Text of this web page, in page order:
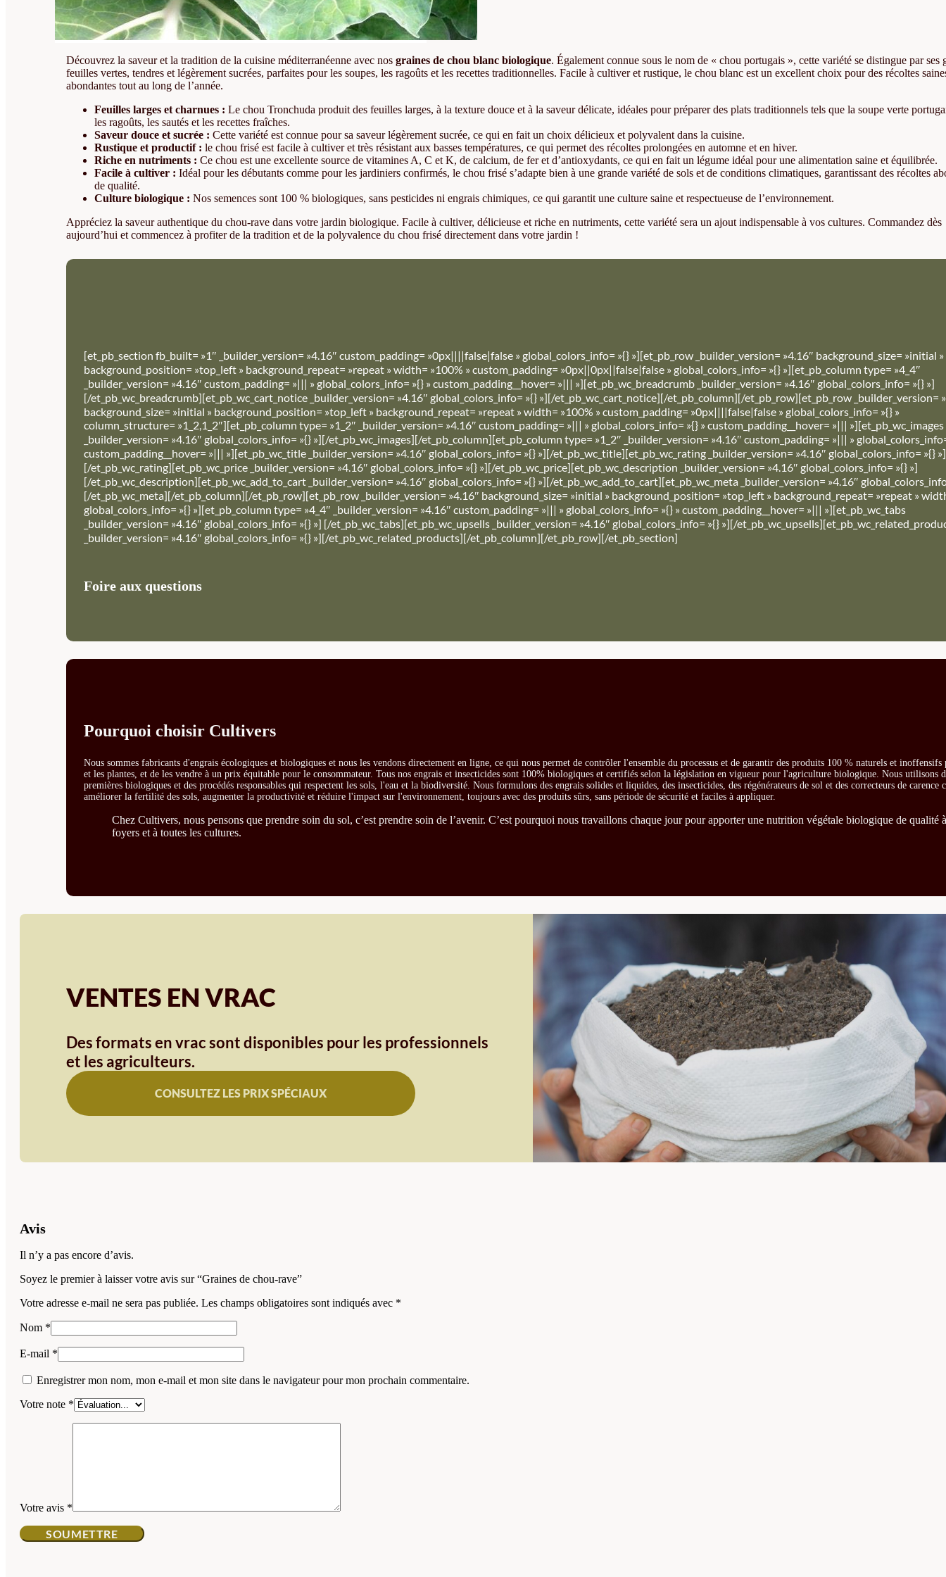
Découvrez la saveur et la tradition de la cuisine méditerranéenne avec nosgraines de chou blanc biologique. Également connue sous le nom de « chou portugais », cette variété se distingue par ses
feuilles vertes, tendres et légèrement sucrées, parfaites pour les soupes, les ragoûts et les recettes traditionnelles. Facile à cultiver et rustique, le chou blanc est un excellent choix pour des récoltes
abondantes tout au long de l’année.
Feuilles larges et charnues : Le chou Tronchuda produit des feuilles larges, à la texture douce et à la saveur délicate, idéales pour préparer des plats traditionnels tels que la soupe verte
les ragoûts, les sautés et les recettes fraîches.
Saveur douce et sucrée : Cette variété est connue pour sa saveur légèrement sucrée, ce qui en fait un choix délicieux et polyvalent dans la cuisine.
Rustique et productif : le chou frisé est facile à cultiver et très résistant aux basses températures, ce qui permet des récoltes prolongées en automne et en hiver.
Riche en nutriments : Ce chou est une excellente source de vitamines A, C et K, de calcium, de fer et d’antioxydants, ce qui en fait un légume idéal pour une alimentation saine et équilibrée.
Facile à cultiver : Idéal pour les débutants comme pour les jardiniers confirmés, le chou frisé s’adapte bien à une grande variété de sols et de conditions climatiques, garantissant des récoltes
de qualité.
Culture biologique : Nos semences sont 100 % biologiques, sans pesticides ni engrais chimiques, ce qui garantit une culture saine et respectueuse de l’environnement.
Appréciez la saveur authentique du chou-rave dans votre jardin biologique. Facile à cultiver, délicieuse et riche en nutriments, cette variété sera un ajout indispensable à vos cultures. Commandez dès
aujourd’hui et commencez à profiter de la tradition et de la polyvalence du chou frisé directement dans votre jardin !
[et_pb_section fb_built= »1″ _builder_version= »4.16″ custom_padding= »0px||||false|false » global_colors_info= »{} »][et_pb_row _builder_version= »4.16″ background_size= »initial »
background_position= »top_left » background_repeat= »repeat » width= »100% » custom_padding= »0px||0px||false|false » global_colors_info= »{} »][et_pb_column type= »4_4″
_builder_version= »4.16″ custom_padding= »||| » global_colors_info= »{} » custom_padding__hover= »||| »][et_pb_wc_breadcrumb _builder_version= »4.16″ global_colors_info= »{} »]
[/et_pb_wc_breadcrumb][et_pb_wc_cart_notice _builder_version= »4.16″ global_colors_info= »{} »][/et_pb_wc_cart_notice][/et_pb_column][/et_pb_row][et_pb_row _builder_version=
background_size= »initial » background_position= »top_left » background_repeat= »repeat » width= »100% » custom_padding= »0px||||false|false » global_colors_info= »{} »
column_structure= »1_2,1_2″][et_pb_column type= »1_2″ _builder_version= »4.16″ custom_padding= »||| » global_colors_info= »{} » custom_padding__hover= »||| »][et_pb_wc_images
_builder_version= »4.16″ global_colors_info= »{} »][/et_pb_wc_images][/et_pb_column][et_pb_column type= »1_2″ _builder_version= »4.16″ custom_padding= »||| »
custom_padding__hover= »||| »][et_pb_wc_title _builder_version= »4.16″ global_colors_info= »{} »][/et_pb_wc_title][et_pb_wc_rating _builder_version= »4.16″ global_colors_info= »{} »]
[/et_pb_wc_rating][et_pb_wc_price _builder_version= »4.16″ global_colors_info= »{} »][/et_pb_wc_price][et_pb_wc_description _builder_version= »4.16″ global_colors_info= »{} »]
[/et_pb_wc_description][et_pb_wc_add_to_cart _builder_version= »4.16″ global_colors_info= »{} »][/et_pb_wc_add_to_cart][et_pb_wc_meta _builder_version= »4.16″
[/et_pb_wc_meta][/et_pb_column][/et_pb_row][et_pb_row _builder_version= »4.16″ background_size= »initial » background_position= »top_left » background_repeat= »repeat »
global_colors_info= »{} »][et_pb_column type= »4_4″ _builder_version= »4.16″ custom_padding= »||| » global_colors_info= »{} » custom_padding__hover= »||| »][et_pb_wc_tabs
_builder_version= »4.16″ global_colors_info= »{} »] [/et_pb_wc_tabs][et_pb_wc_upsells _builder_version= »4.16″ global_colors_info= »{} »][/
_builder_version= »4.16″ global_colors_info= »{} »][/et_pb_wc_related_products][/et_pb_column][/et_pb_row][/et_pb_section]
Foire aux questions
Pourquoi choisir Cultivers
Nous sommes fabricants d'engrais écologiques et biologiques et nous les vendons directement en ligne, ce qui nous permet de contrôler l'ensemble du processus et de garantir des produits 100 % naturels et
et les plantes, et de les vendre à un prix équitable pour le consommateur. Tous nos engrais et insecticides sont 100% biologiques et certifiés selon la législation en vigueur pour l'agriculture biologique. Nous utilisons
premières biologiques et des procédés responsables qui respectent les sols, l'eau et la biodiversité. Nous formulons des engrais solides et liquides, des insecticides, des régénérateurs de sol et des correcteurs de carence
améliorer la fertilité des sols, augmenter la productivité et réduire l'impact sur l'environnement, toujours avec des produits sûrs, sans période de sécurité et faciles à appliquer.
Chez Cultivers, nous pensons que prendre soin du sol, c’est prendre soin de l’avenir. C’est pourquoi nous travaillons chaque jour pour apporter une nutrition végétale biologique de qualité
foyers et à toutes les cultures.
VENTES EN VRAC
Des formats en vrac sont disponibles pour les professionnels
et les agriculteurs.
CONSULTEZ LES PRIX SPÉCIAUX
Avis
Il n’y a pas encore d’avis.
Soyez le premier à laisser votre avis sur “Graines de chou-rave”
Votre adresse e-mail ne sera pas publiée. Les champs obligatoires sont indiqués avec *
Nom *
E-mail *
Enregistrer mon nom, mon e-mail et mon site dans le navigateur pour mon prochain commentaire.
Votre note *
Votre avis *